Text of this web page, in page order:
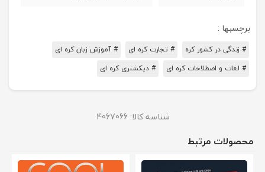
برچسبها :
# زندگی در کشور کره # تجارت کره ای
# آموزش زبان کره ای
# لغات و اصطلاحات کره ای
# دیکشنری کره ای
شناسه کالا:4067066
محصولات مرتبط